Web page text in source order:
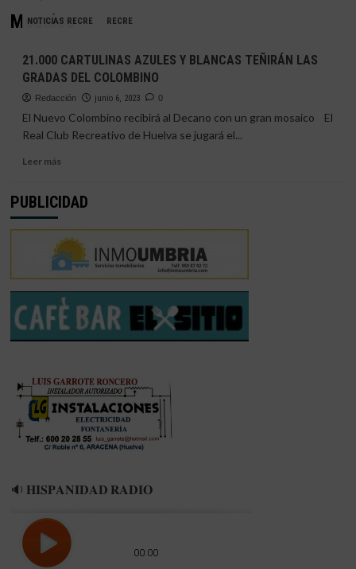
Mosaico
NOTICIAS RECRE RECRE
21.000 CARTULINAS AZULES Y BLANCAS TEÑIRÁN LAS
GRADAS DEL COLOMBINO
Redacción junio 6, 2023 0
El Nuevo Colombino recibirá al Decano con un gran mosaico El
Real Club Recreativo de Huelva se jugará el...
Leer másLeer
21.000
AZULES
Y
BLANCAS
TEÑIRÁN
LAS
GRADAS
DEL
COLOMBINO
PUBLICIDAD
🔉 𝐇𝐈𝐒𝐏𝐀𝐍𝐈𝐃𝐀𝐃 𝐑𝐀𝐃𝐈𝐎